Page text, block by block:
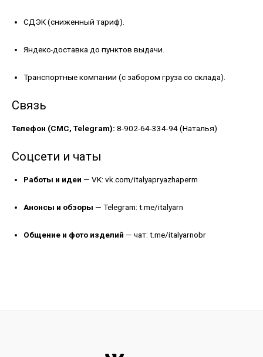
СДЭК (сниженный тариф).
Яндекс-доставка до пунктов выдачи.
Транспортные компании (с забором груза со склада).
Связь
Телефон (СМС, Telegram): 8-902-64-334-94 (Наталья)
Соцсети и чаты
Работы и идеи — VK: vk.com/italyapryazhaperm
Анонсы и обзоры — Telegram: t.me/italyarn
Общение и фото изделий — чат: t.me/italyarnobr